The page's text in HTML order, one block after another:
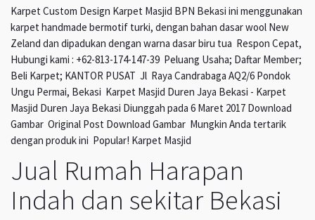
Karpet Custom Design Karpet Masjid BPN Bekasi ini menggunakan
karpet handmade bermotif turki, dengan bahan dasar wool New
Zeland dan dipadukan dengan warna dasar biru tua Respon Cepat,
Hubungi kami : +62-813-174-147-39 Peluang Usaha; Daftar Member;
Beli Karpet; KANTOR PUSAT Jl Raya Candrabaga AQ2/6 Pondok
Ungu Permai, Bekasi Karpet Masjid Duren Jaya Bekasi - Karpet
Masjid Duren Jaya Bekasi Diunggah pada 6 Maret 2017 Download
Gambar Original Post Download Gambar Mungkin Anda tertarik
dengan produk ini Popular! Karpet Masjid
Jual Rumah Harapan
Indah dan sekitar Bekasi